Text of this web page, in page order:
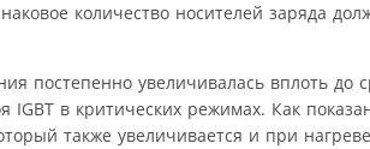
количество носителей заряда
постепенно увеличивалась вплоть до
в критических режимах. Как
также увеличивается и при